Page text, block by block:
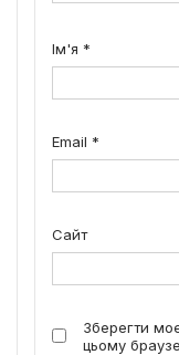
Ім'я *
Email *
Сайт
Зберегти
цьому